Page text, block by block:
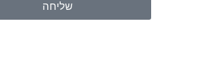
שליחה